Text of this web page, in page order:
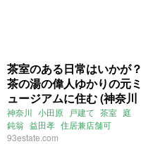
茶室のある日常はいかが？
茶の湯の偉人ゆかりの元ミ
ュージアムに住む (神奈川
県小田原市139㎡の売買物
件)
神奈川 小田原 戸建て 茶室 庭
鈍翁 益田孝 住居兼店舗可
アトリエ可 売買
93estate.com